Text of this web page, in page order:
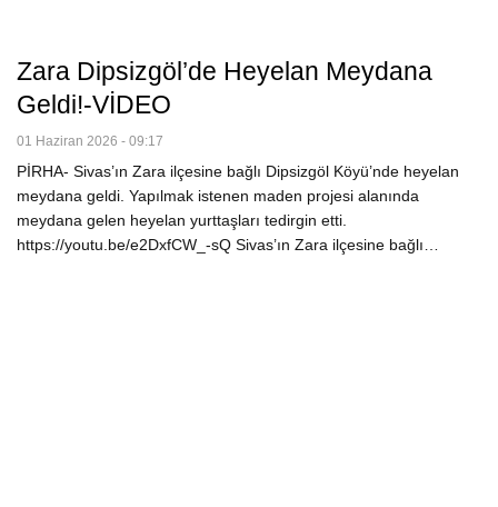
Zara Dipsizgöl’de Heyelan Meydana
Geldi!-VİDEO
01 Haziran 2026 - 09:17
PİRHA- Sivas’ın Zara ilçesine bağlı Dipsizgöl Köyü’nde heyelan
meydana geldi. Yapılmak istenen maden projesi alanında
meydana gelen heyelan yurttaşları tedirgin etti.
https://youtu.be/e2DxfCW_-sQ Sivas’ın Zara ilçesine bağlı…